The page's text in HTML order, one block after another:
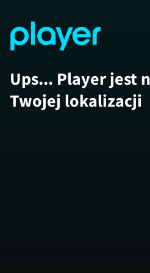
Ups... Player jest
Twojej lokalizacji